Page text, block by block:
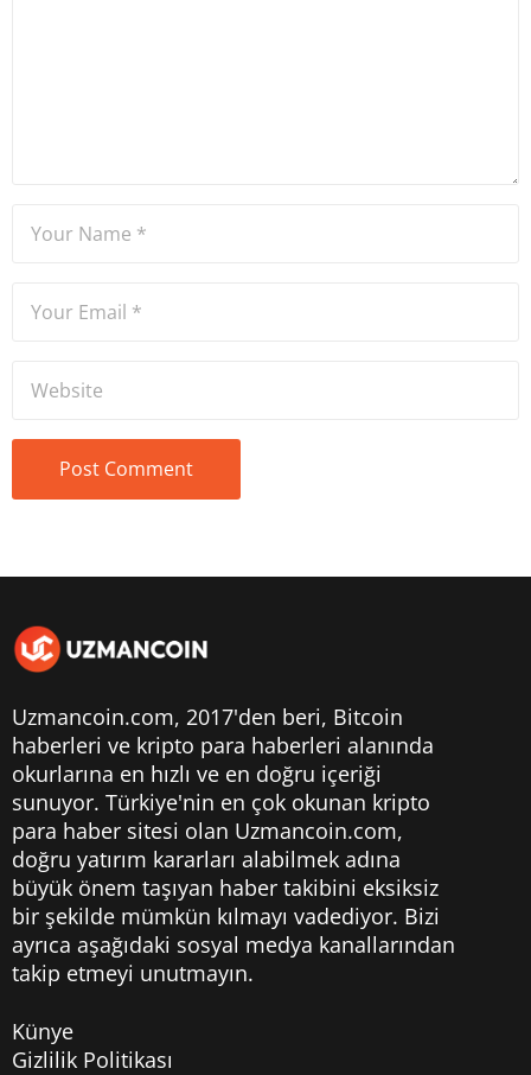
Uzmancoin.com, 2017'den beri, Bitcoin
haberleri ve kripto para haberleri alanında
okurlarına en hızlı ve en doğru içeriği
sunuyor. Türkiye'nin en çok okunan kripto
para haber sitesi olan Uzmancoin.com,
doğru yatırım kararları alabilmek adına
büyük önem taşıyan haber takibini eksiksiz
bir şekilde mümkün kılmayı vadediyor. Bizi
ayrıca aşağıdaki sosyal medya kanallarından
takip etmeyi unutmayın.
Künye
Gizlilik Politikası